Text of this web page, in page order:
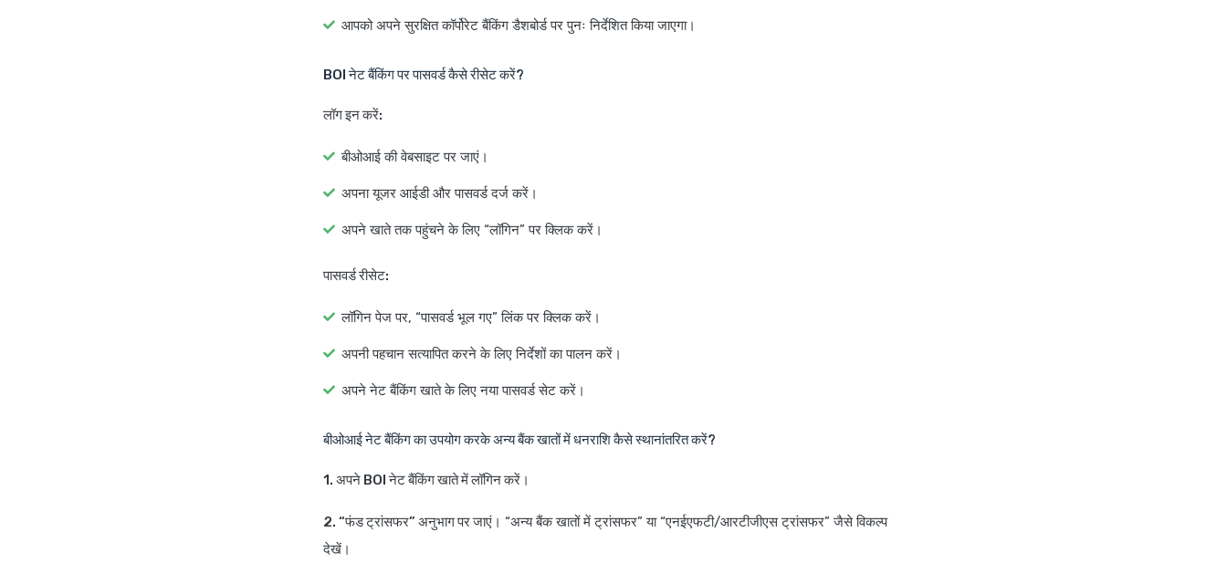
आपको अपने सुरक्षित कॉर्पोरेट बैंकिंग डैशबोर्ड पर पुनः निर्देशित किया जाएगा।
BOI नेट बैंकिंग पर पासवर्ड कैसे रीसेट करें?
लॉग इन करें:
बीओआई की वेबसाइट पर जाएं।
अपना यूजर आईडी और पासवर्ड दर्ज करें।
अपने खाते तक पहुंचने के लिए “लॉगिन” पर क्लिक करें।
पासवर्ड रीसेट:
लॉगिन पेज पर, “पासवर्ड भूल गए” लिंक पर क्लिक करें।
अपनी पहचान सत्यापित करने के लिए निर्देशों का पालन करें।
अपने नेट बैंकिंग खाते के लिए नया पासवर्ड सेट करें।
बीओआई नेट बैंकिंग का उपयोग करके अन्य बैंक खातों में धनराशि कैसे स्थानांतरित करें?
1. अपने BOI नेट बैंकिंग खाते में लॉगिन करें।
2. “फंड ट्रांसफर” अनुभाग पर जाएं। “अन्य बैंक खातों में ट्रांसफर” या “एनईएफटी/आरटीजीएस ट्रांसफर” जैसे विकल्प
देखें।